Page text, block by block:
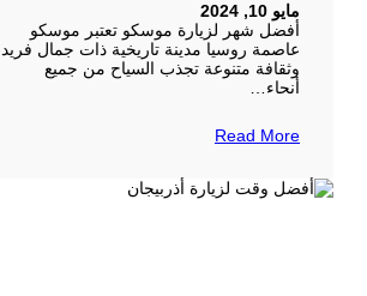
مايو 10, 2024
أفضل شهر لزيارة موسكو تعتبر موسكو
عاصمة روسيا مدينة تاريخية ذات جمال فريد
وثقافة متنوعة تجذب السياح من جميع
أنحاء…
Read More